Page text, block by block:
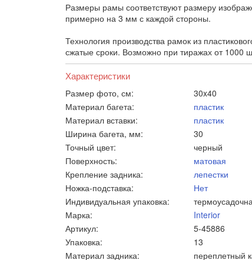
Размеры рамы соответствуют размеру
примерно на 3 мм с каждой стороны.
Технология производства рамок из
сжатые сроки. Возможно при тиражах от 1000
Характеристики
Размер фото, см:
30x40
Материал багета:
пластик
Материал вставки:
пластик
Ширина багета, мм:
30
Точный цвет:
черный
Поверхность:
матовая
Крепление задника:
лепестки
Ножка-подставка:
Нет
Индивидуальная упаковка:
Марка:
Interior
Артикул:
5-45886
Упаковка:
13
Материал задника:
переплетный